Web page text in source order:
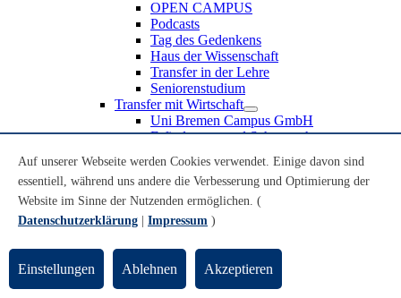
OPEN CAMPUS
Podcasts
Tag des Gedenkens
Haus der Wissenschaft
Transfer in der Lehre
Seniorenstudium
Transfer mit Wirtschaft
Uni Bremen Campus GmbH
Erfindungen und Schutzrechte
Recruiting an der Universität Bremen
Weiterbildung an der Universität Bremen
Transfer mit Schule
Schülerinnen und Schüler
Schulklassen
Lehrkräfte
Gründungsunterstützung
Auf unserer Webseite werden Cookies verwendet. Einige davon sind
essentiell, während uns andere die Verbesserung und Optimierung der
Website im Sinne der Nutzenden ermöglichen. (
Datenschutzerklärung
Impressum )
Einstellungen Ablehnen Akzeptieren